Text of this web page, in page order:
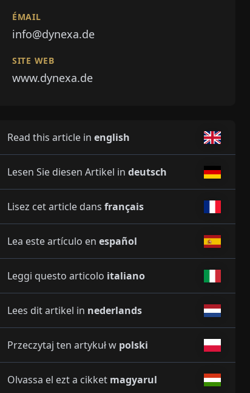
ÉMAIL
info@dynexa.de
SITE WEB
www.dynexa.de
Read this article in english
Lesen Sie diesen Artikel in deutsch
Lisez cet article dans français
Lea este artículo en español
Leggi questo articolo italiano
Lees dit artikel in nederlands
Przeczytaj ten artykuł w polski
Olvassa el ezt a cikket magyarul